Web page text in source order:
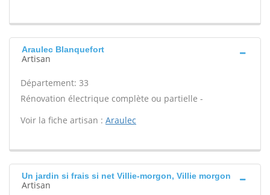
Araulec Blanquefort
Artisan
Département: 33
Rénovation électrique complète ou partielle -
Voir la fiche artisan : Araulec
Un jardin si frais si net Villie-morgon, Villie morgon
Artisan